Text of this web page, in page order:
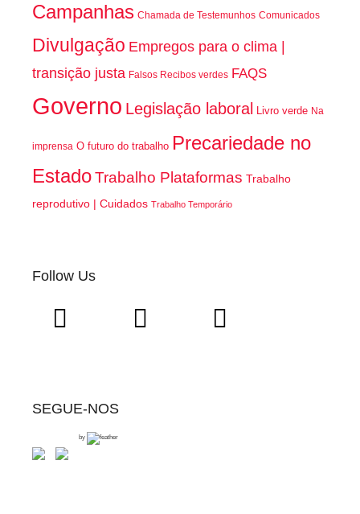
Campanhas Chamada de Testemunhos Comunicados
Divulgação Empregos para o clima |
transição justa Falsos Recibos verdes FAQS
Governo Legislação laboral Livro verde Na
imprensa O futuro do trabalho Precariedade no
EstadoTrabalho Plataformas Trabalho
reprodutivo | Cuidados Trabalho Temporário
Follow Us
SEGUE-NOS
by